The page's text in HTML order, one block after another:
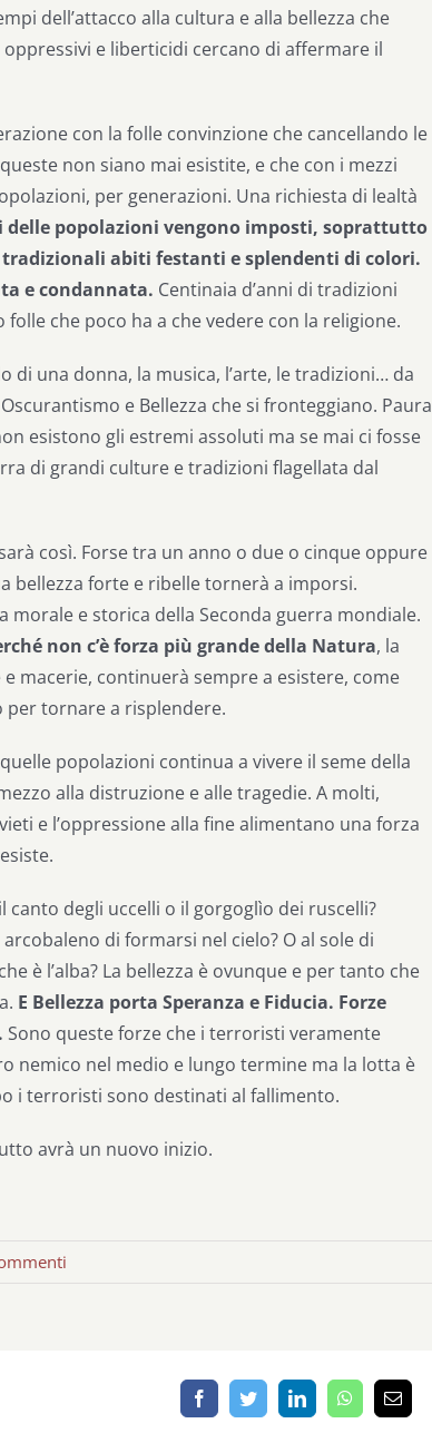
dell’attacco alla cultura e alla bellezza che
e liberticidi cercano di affermare il
con la folle convinzione che cancellando le
non siano mai esistite, e che con i mezzi
per generazioni. Una richiesta di lealtà
delle popolazioni vengono imposti, soprattutto
abiti festanti e splendenti di colori.
e condannata. Centinaia d’anni di tradizioni
che poco ha a che vedere con la religione.
una donna, la musica, l’arte, le tradizioni… da
e Bellezza che si fronteggiano. Paura
esistono gli estremi assoluti ma se mai ci fosse
di grandi culture e tradizioni flagellata dal
così. Forse tra un anno o due o cinque oppure
bellezza forte e ribelle tornerà a imporsi.
morale e storica della Seconda guerra mondiale.
non c’è forza più grande della Natura, la
macerie, continuerà sempre a esistere, come
tornare a risplendere.
popolazioni continua a vivere il seme della
alla distruzione e alle tragedie. A molti,
e l’oppressione alla fine alimentano una forza
degli uccelli o il gorgoglìo dei ruscelli?
di formarsi nel cielo? O al sole di
è l’alba? La bellezza è ovunque e per tanto che
E Bellezza porta Speranza e Fiducia. Forze
Sono queste forze che i terroristi veramente
nemico nel medio e lungo termine ma la lotta è
i terroristi sono destinati al fallimento.
avrà un nuovo inizio.
FacebookTwitterLinkedInWhatsApp
Email